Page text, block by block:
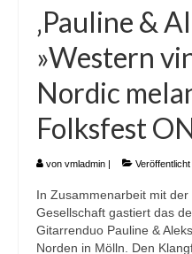
‚Pauline &
»Western
Nordic
Folksfest
von vmladmin Veröffentlicht
In Zusammenarbeit mit
Gesellschaft gastiert das
Gitarrenduo Pauline &
Norden in Mölln. Den